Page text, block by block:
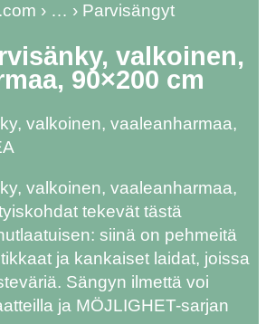
› … › Parvisängyt
valkoinen,
90×200 cm
valkoinen, vaaleanharmaa,
valkoinen, vaaleanharmaa,
tekevät tästä
siinä on pehmeitä
ja kankaiset laidat, joissa
Sängyn ilmettä voi
ja MÖJLIGHET-sarjan